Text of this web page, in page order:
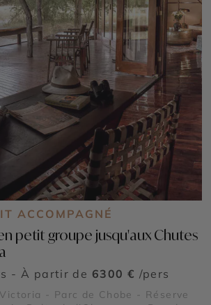
ACCOMPAGNÉ
petit groupe jusqu'aux Chutes
- À partir de 6300 € /pers
- Parc de Chobe - Réserve